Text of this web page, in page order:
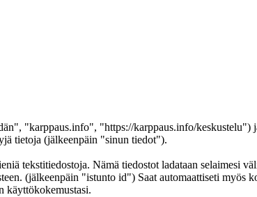
"karppaus.info", "https://karppaus.info/keskustelu")
tietoja (jälkeenpäin "sinun tiedot").
tekstitiedostoja. Nämä tiedostot ladataan selaimesi
(jälkeenpäin "istunto id") Saat automaattiseti myös
käyttökokemustasi.